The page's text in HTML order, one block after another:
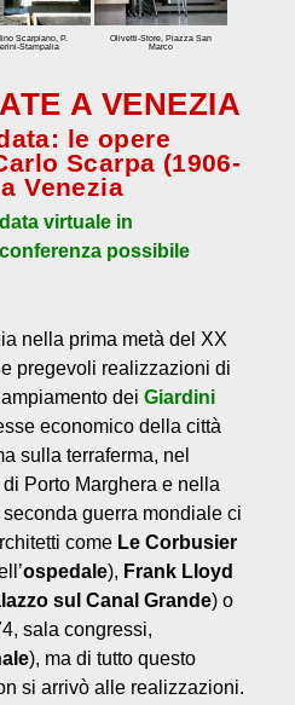
Scarpiano, P.
Stampalia
Olivetti-Store, Piazza San
Marco
A VENEZIA
le opere
Scarpa (1906-
Venezia
virtuale in
possibile
nella prima metà del XX
pregevoli realizzazioni di
dei Giardini
economico della città
sulla terraferma, nel
Porto Marghera e nella
guerra mondiale ci
come Le Corbusier
ospedale), Frank Lloyd
sul Canal Grande) o
sala congressi,
), ma di tutto questo
si arrivò alle realizzazioni.